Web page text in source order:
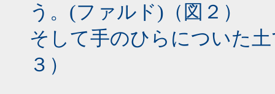
う。(ファルド)（図２）
そして手のひらについた
３）